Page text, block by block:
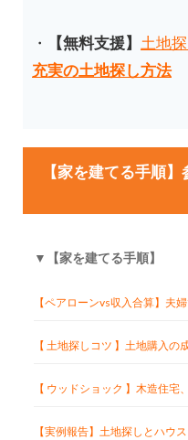
・ 【無料支援】 土地
充実の土地探し方法
【家を建てる手順】
▼【家を建てる手順】
【ペアローンvs収入合算】
【 土地探しコツ 】土地購入
【 ウッドショック 】木造住
【実例報告】土地探しとハウ